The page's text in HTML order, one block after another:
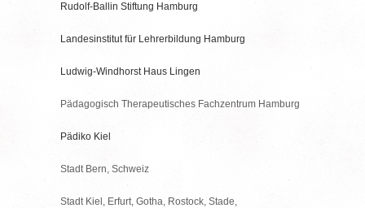
Rudolf-Ballin Stiftung Hamburg
Landesinstitut für Lehrerbildung Hamburg
Ludwig-Windhorst Haus Lingen
Pädagogisch Therapeutisches Fachzentrum Hamburg
Pädiko Kiel
Stadt Bern, Schweiz
Stadt Kiel, Erfurt, Gotha, Rostock, Stade,